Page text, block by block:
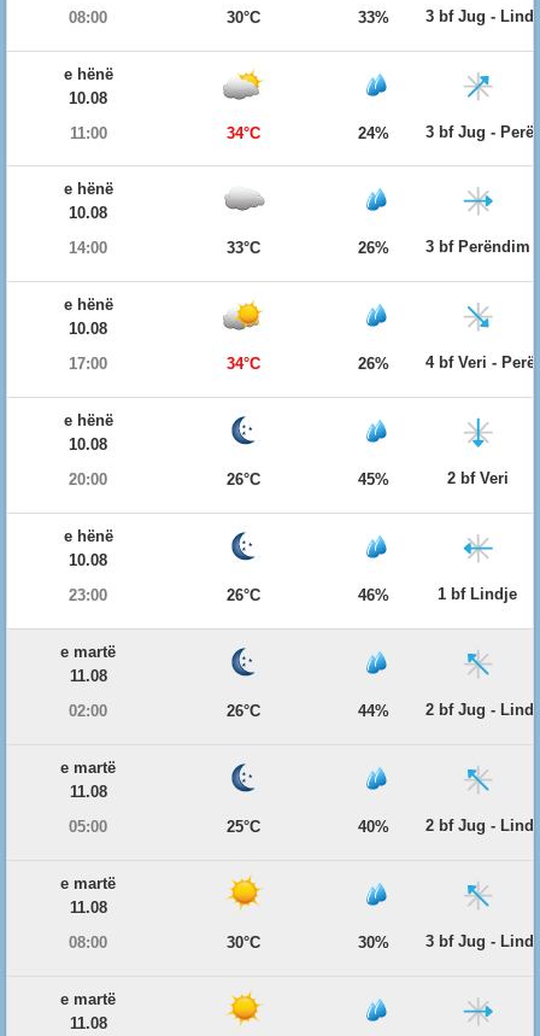
08:00
30°C 33% 3 bf Jug -
e hënë
10.08
11:00
34°C 24% 3 bf Jug -
e hënë
10.08
14:00
33°C 26% 3 bf Perëndim
e hënë
10.08
17:00
34°C 26% 4 bf Veri -
e hënë
10.08
20:00
26°C 45% 2 bf Veri
e hënë
10.08
23:00
26°C 46% 1 bf Lindje
e martë
11.08
02:00
26°C 44% 2 bf Jug -
e martë
11.08
05:00
25°C 40% 2 bf Jug -
e martë
11.08
08:00
30°C 30% 3 bf Jug -
e martë
11.08